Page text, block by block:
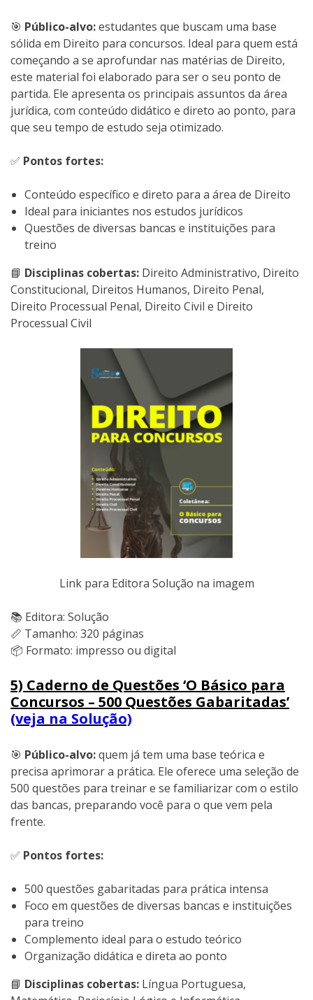
🎯 Público-alvo:estudantes que buscam uma base
sólida em Direito para concursos. Ideal para quem está
começando a se aprofundar nas matérias de Direito,
este material foi elaborado para ser o seu ponto de
partida. Ele apresenta os principais assuntos da área
jurídica, com conteúdo didático e direto ao ponto, para
que seu tempo de estudo seja otimizado.
✅ Pontos fortes:
Conteúdo específico e direto para a área de Direito
Ideal para iniciantes nos estudos jurídicos
Questões de diversas bancas e instituições para
treino
📘 Disciplinas cobertas: Direito Administrativo, Direito
Constitucional, Direitos Humanos, Direito Penal,
Direito Processual Penal, Direito Civil e Direito
Processual Civil
Link para Editora Solução na imagem
📚 Editora: Solução
📏 Tamanho: 320 páginas
📦 Formato: impresso ou digital
5) Caderno de Questões ‘O Básico para
Concursos – 500 Questões Gabaritadas’
(veja na Solução)
🎯 Público-alvo:quem já tem uma base teórica e
precisa aprimorar a prática. Ele oferece uma seleção de
500 questões para treinar e se familiarizar com o estilo
das bancas, preparando você para o que vem pela
frente.
✅ Pontos fortes:
500 questões gabaritadas para prática intensa
Foco em questões de diversas bancas e instituições
para treino
Complemento ideal para o estudo teórico
Organização didática e direta ao ponto
📘 Disciplinas cobertas: Língua Portuguesa,